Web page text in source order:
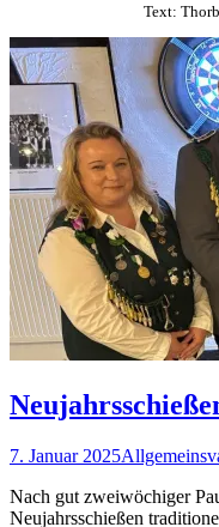
Text:
7. Januar 2025Allgemein
Nach gut zweiwöchiger
Neujahrsschießen